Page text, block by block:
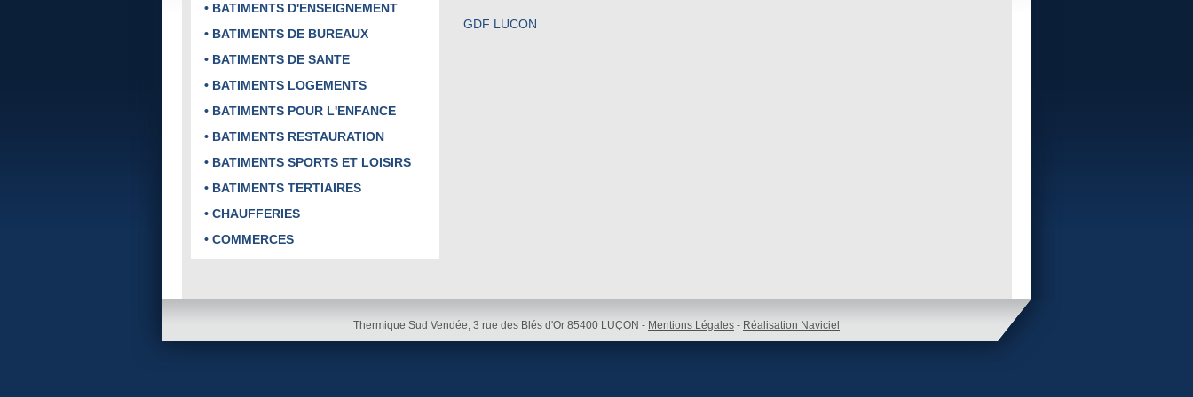
• BATIMENTS D'ENSEIGNEMENT
• BATIMENTS DE BUREAUX
• BATIMENTS DE SANTE
• BATIMENTS LOGEMENTS
• BATIMENTS POUR L'ENFANCE
• BATIMENTS RESTAURATION
• BATIMENTS SPORTS ET LOISIRS
• BATIMENTS TERTIAIRES
• CHAUFFERIES
• COMMERCES
GDF LUCON
Thermique Sud Vendée, 3 rue des Blés d'Or 85400 LUÇON - Mentions Légales - Réalisation Naviciel